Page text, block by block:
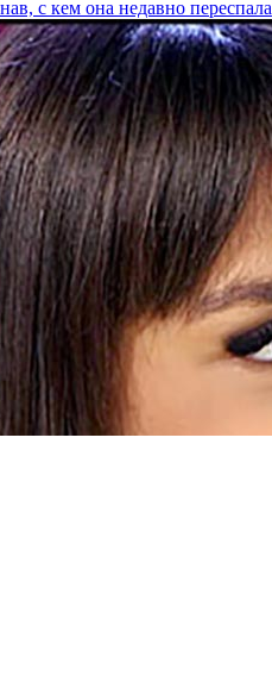
с кем она недавно переспала